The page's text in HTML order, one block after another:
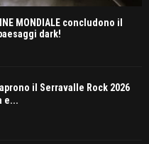
MONDIALE concludono il
dark!
aprono il Serravalle Rock 2026
e...